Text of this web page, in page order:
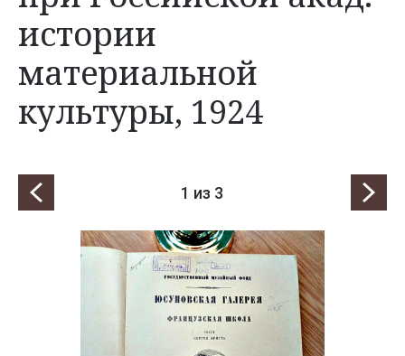
истории
материальной
культуры, 1924
1 из 3